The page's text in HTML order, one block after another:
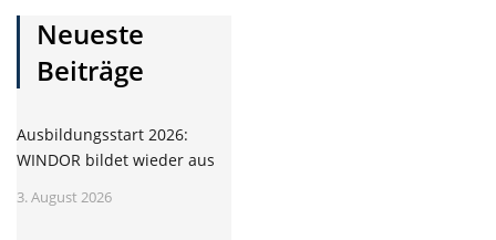
Neueste
Beiträge
Ausbildungsstart 2026:
WINDOR bildet wieder aus
3. August 2026